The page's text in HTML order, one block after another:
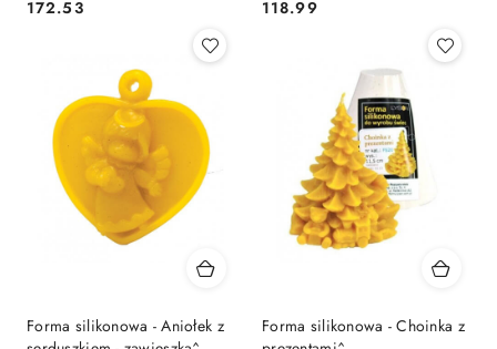
Cena:
172.53 Cena:
118.99
Forma silikonowa - Aniołek z
Forma silikonowa - Choinka z